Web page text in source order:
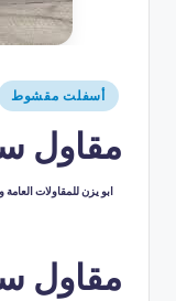
أسفلت مقشوط
مقاول
ابو يزن للمقاولات
مقاول